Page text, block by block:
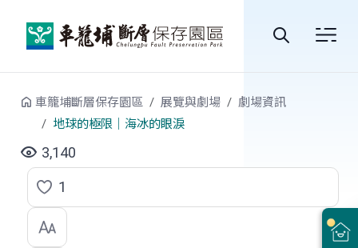
站
車籠埔斷層保存園區 展覽與劇場
劇場資訊
地球的極限｜海冰的眼淚
3,140
點
選
1